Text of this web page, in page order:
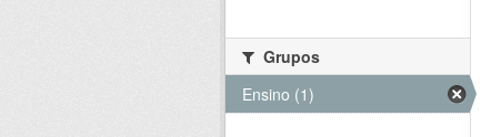
Grupos
Ensino (1)